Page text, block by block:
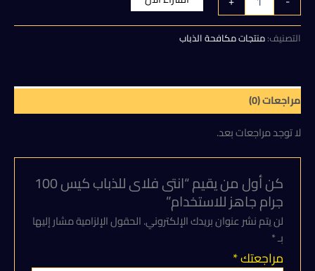
هو:
400,00 EGP.
هو:
انتى
فلاى
للذباب
جاهز
للاستخدام
التصنيف:منتجات مكافحة الذباب
مراجعات (0)
لا توجد مراجعات بعد.
كن أول من يقيم “انتى فلاى للذباب كيس 100
جرام جاهز للاستخدام”
لن يتم نشر عنوان بريدك الإلكتروني.الحقول الإلزامية مشار إليها
بـ*
مراجعتك*